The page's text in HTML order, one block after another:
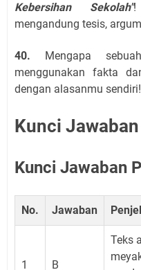
Kebersihan Sekolah"!
mengandung tesis,
40. Mengapa
menggunakan fakta
dengan alasanmu sendiri!
Kunci
Kunci Jawaban
No. Jawaban
1 B
Teks